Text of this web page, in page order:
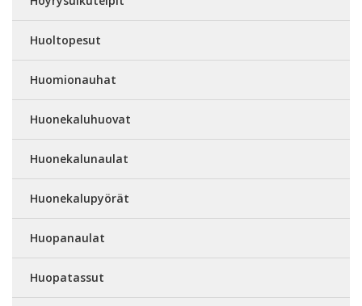
Huoltopesut
Huomionauhat
Huonekaluhuovat
Huonekalunaulat
Huonekalupyörät
Huopanaulat
Huopatassut